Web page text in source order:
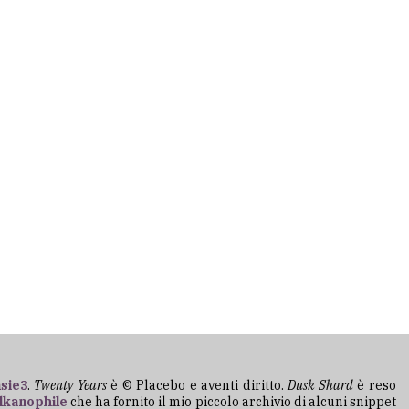
. Twenty Yearsè © Placebo e aventi diritto.Dusk Shardè reso
che ha fornito il mio piccolo archivio di alcuni snippet